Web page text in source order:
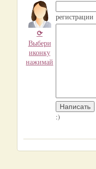
⟳
Выбери
иконку
нажимай
регистрации
:)